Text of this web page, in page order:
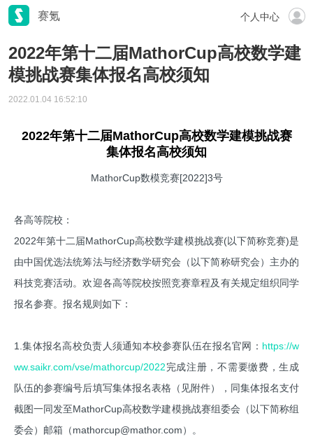
赛氪 个人中心
2022年第十二届MathorCup高校数学建
模挑战赛集体报名高校须知
2022.01.04 16:52:10
2022年第十二届MathorCup高校数学建模挑战赛
集体报名高校须知
MathorCup数模竞赛[2022]3号
各高等院校：
2022年第十二届MathorCup高校数学建模挑战赛(以下简称竞赛)是
由中国优选法统筹法与经济数学研究会（以下简称研究会）主办的
科技竞赛活动。欢迎各高等院校按照竞赛章程及有关规定组织同学
报名参赛。报名规则如下：
1.集体报名高校负责人须通知本校参赛队伍在报名官网： https://w
ww.saikr.com/vse/mathorcup/2022完成注册，不需要缴费，生成
队伍的参赛编号后填写集体报名表格（见附件），同集体报名支付
截图一同发至MathorCup高校数学建模挑战赛组委会（以下简称组
委会）邮箱（mathorcup@mathor.com）。